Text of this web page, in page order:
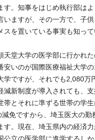
す。知事をはじめ執行部は
いますが、その一方で、子供
スを置いている事実も知っ
天堂大学の医学部に行かれ
安いのが国際医療福祉大学
学ですが、それでも2,080万
減新制度が導入されても、
帯とそれに準ずる世帯の学
免ですから、埼玉医大の勤
す。現在、埼玉県内の経済